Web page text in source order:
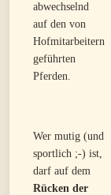
abwechselnd
auf den von
Hofmitarbeitern
geführten
Pferden.
Wer mutig (und
sportlich ;-) ist,
darf auf dem
Rücken der